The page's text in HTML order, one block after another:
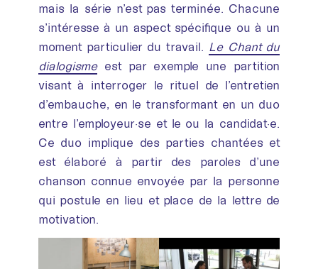
mais la série n’est pas terminée. Chacune
s’intéresse à un aspect spécifique ou à un
moment particulier du travail. Le Chant du
dialogismeest par exemple une partition
visant à interroger le rituel de l’entretien
d’embauche, en le transformant en un duo
entre l’employeur·se et le ou la candidat·e.
Ce duo implique des parties chantées et
est élaboré à partir des paroles d’une
chanson connue envoyée par la personne
qui postule en lieu et place de la lettre de
motivation.